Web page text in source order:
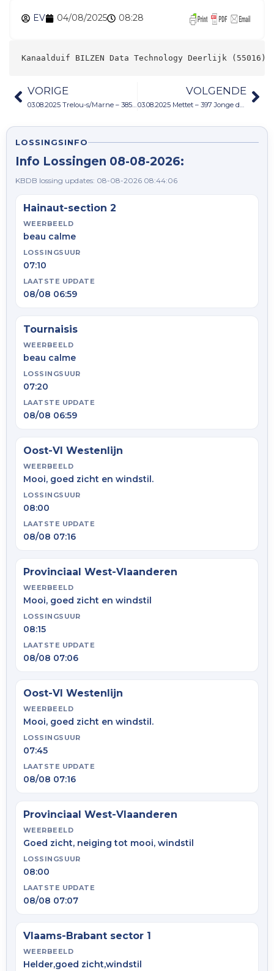
EV 04/08/2025 08:28
Kanaalduif BILZEN Data Technology Deerlijk (55016)
VORIGE
03.08.2025 Trelou-s/Marne – 385 Jonge duiven
VOLGENDE
03.08.2025 Mettet – 397 Jonge duiven
LOSSINGSINFO
Info Lossingen 08-08-2026:
KBDB lossing updates: 08-08-2026 08:44:06
Hainaut-section 2
WEERBEELD
beau calme
LOSSINGSUUR
07:10
LAATSTE UPDATE
08/08 06:59
Tournaisis
WEERBEELD
beau calme
LOSSINGSUUR
07:20
LAATSTE UPDATE
08/08 06:59
Oost-Vl Westenlijn
WEERBEELD
Mooi, goed zicht en windstil.
LOSSINGSUUR
08:00
LAATSTE UPDATE
08/08 07:16
Provinciaal West-Vlaanderen
WEERBEELD
Mooi, goed zicht en windstil
LOSSINGSUUR
08:15
LAATSTE UPDATE
08/08 07:06
Oost-Vl Westenlijn
WEERBEELD
Mooi, goed zicht en windstil.
LOSSINGSUUR
07:45
LAATSTE UPDATE
08/08 07:16
Provinciaal West-Vlaanderen
WEERBEELD
Goed zicht, neiging tot mooi, windstil
LOSSINGSUUR
08:00
LAATSTE UPDATE
08/08 07:07
Vlaams-Brabant sector 1
WEERBEELD
Helder,goed zicht,windstil